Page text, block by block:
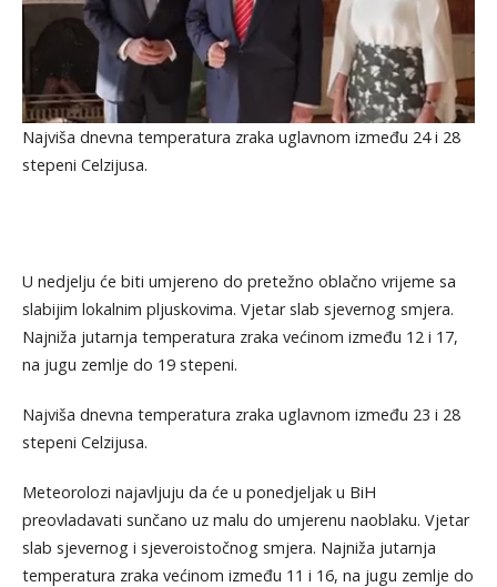
Najviša dnevna temperatura zraka uglavnom između 24 i 28
stepeni Celzijusa.
U nedjelju će biti umjereno do pretežno oblačno vrijeme sa
slabijim lokalnim pljuskovima. Vjetar slab sjevernog smjera.
Najniža jutarnja temperatura zraka većinom između 12 i 17,
na jugu zemlje do 19 stepeni.
Najviša dnevna temperatura zraka uglavnom između 23 i 28
stepeni Celzijusa.
Meteorolozi najavljuju da će u ponedjeljak u BiH
preovladavati sunčano uz malu do umjerenu naoblaku. Vjetar
slab sjevernog i sjeveroistočnog smjera. Najniža jutarnja
temperatura zraka većinom između 11 i 16, na jugu zemlje do